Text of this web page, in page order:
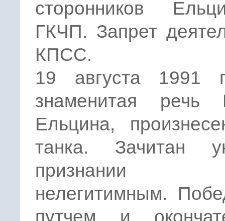
сторонников
ГКЧП. Запрет
КПСС.
19 августа 1991
знаменитая речь
Ельцина,
танка. Зачитан
признании
нелегитимным.
путчем и